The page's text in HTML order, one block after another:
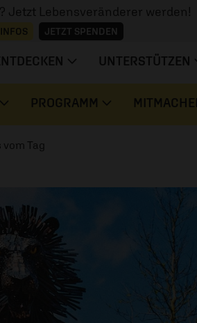
Jetzt Lebensveränderer werden!
JETZT SPENDEN
UNTERSTÜTZEN
PROGRAMM
Tag